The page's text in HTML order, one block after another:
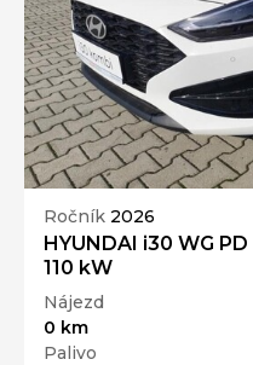
Ročník 2026
HYUNDAI i30 WG PD
110 kW
Nájezd
0 km
Palivo